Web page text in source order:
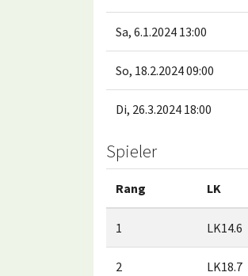
Sa, 6.1.2024 13:00
So, 18.2.2024 09:00
Di, 26.3.2024 18:00
Spieler
Rang LK
1 LK14.6
2 LK18.7